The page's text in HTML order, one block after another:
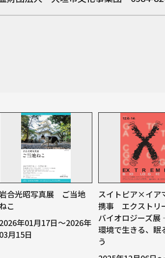
合光昭写真展 ご当地
こ
2026年01月17日～2026年
03月15日
スイトピア×イア
携事 エクストリ
バイオロジーズ
環境で生きる、眠
う